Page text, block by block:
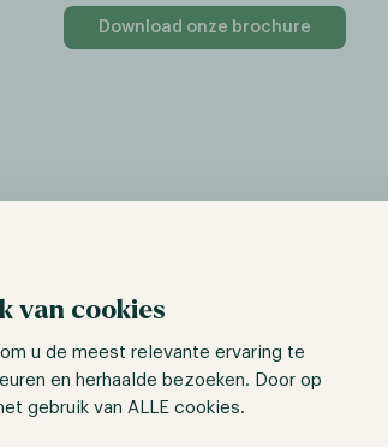
van cookies
u de meest relevante ervaring te
en herhaalde bezoeken. Door op
gebruik van ALLE cookies.
Download onze brochure